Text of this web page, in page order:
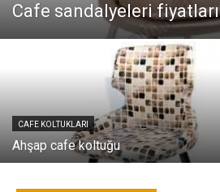
Cafe sandalyeleri fiyatları
CAFE KOLTUKLARI
Ahşap cafe koltuğu